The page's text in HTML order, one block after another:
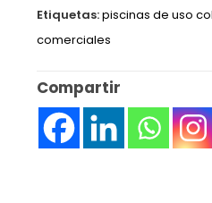
Etiquetas:piscinas de uso
comerciales
Compartir